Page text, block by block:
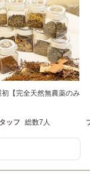
【完全天然無農薬のみ
ッフ 総数7人